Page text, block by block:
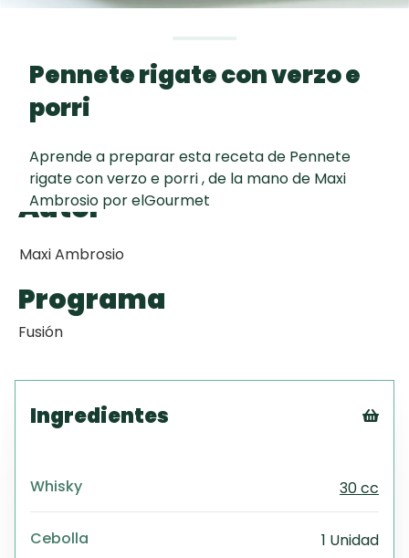
Galletas con
Raspaditas
Pennete rigate con verzo e
porri
Aprende a preparar esta receta de Pennete
rigate con verzo e porri , de la mano de Maxi
Ambrosio por elGourmet
Autor
Maxi Ambrosio
Programa
Fusión
Ingredientes
Whisky 30 cc
Cebolla 1 Unidad